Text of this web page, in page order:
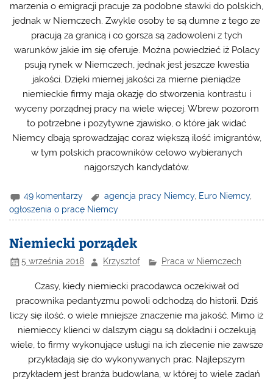
marzenia o emigracji pracuje za podobne stawki do polskich,
jednak w Niemczech. Zwykle osoby te są dumne z tego ze
pracują za granicą i co gorsza są zadowoleni z tych
warunków jakie im się oferuje. Można powiedzieć iż Polacy
psują rynek w Niemczech, jednak jest jeszcze kwestia
jakości. Dzięki miernej jakości za mierne pieniądze
niemieckie firmy maja okazję do stworzenia kontrastu i
wyceny porządnej pracy na wiele więcej. Wbrew pozorom
to potrzebne i pozytywne zjawisko, o które jak widać
Niemcy dbają sprowadzając coraz większą ilość imigrantów,
w tym polskich pracowników celowo wybieranych
najgorszych kandydatów.
49 komentarzy agencja pracy Niemcy, Euro Niemcy,
ogłoszenia o pracę Niemcy
Niemiecki porządek
5 września 2018 Krzysztof Praca w Niemczech
Czasy, kiedy niemiecki pracodawca oczekiwał od
pracownika pedantyzmu powoli odchodzą do historii. Dziś
liczy się ilość, o wiele mniejsze znaczenie ma jakość. Mimo iż
niemieccy klienci w dalszym ciągu są dokładni i oczekują
wiele, to firmy wykonujące usługi na ich zlecenie nie zawsze
przykładają się do wykonywanych prac. Najlepszym
przykładem jest branża budowlana, w której to wiele zadań